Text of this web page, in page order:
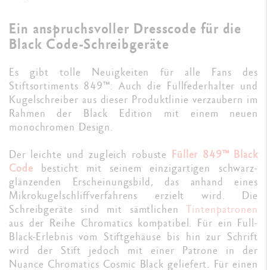
Ein anspruchsvoller Dresscode für die
Black Code-Schreibgeräte
Es gibt tolle Neuigkeiten für alle Fans des
Stiftsortiments 849™: Auch die Füllfederhalter und
Kugelschreiber aus dieser Produktlinie verzaubern im
Rahmen der Black Edition mit einem neuen
monochromen Design.
Der leichte und zugleich robuste Füller 849™ Black
Code besticht mit seinem einzigartigen schwarz-
glänzenden Erscheinungsbild, das anhand eines
Mikrokugelschliffverfahrens erzielt wird. Die
Schreibgeräte sind mit sämtlichenTintenpatronen
aus der Reihe Chromatics kompatibel. Für ein Full-
Black-Erlebnis vom Stiftgehäuse bis hin zur Schrift
wird der Stift jedoch mit einer Patrone in der
Nuance Chromatics Cosmic Black geliefert. Für einen